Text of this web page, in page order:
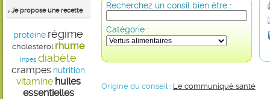
Je propose une recette
protéine régime
cholestérol rhume
Inpes diabète
crampes nutrition
vitamine huiles
essentielles
Recherchez un consil bien être :
Catégorie :
Origine du conseil : Le communiqué santé